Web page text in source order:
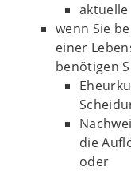
wenn Sie
einer
benötigen
die
oder